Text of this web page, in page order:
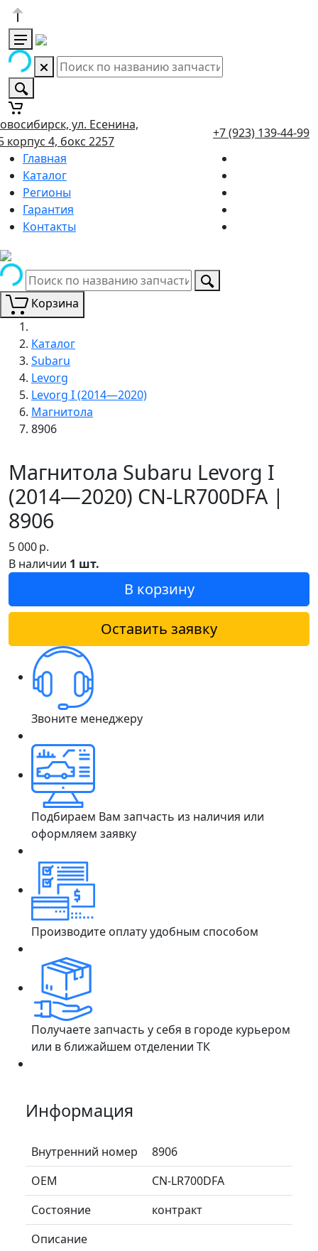
ул. Есенина,
корпус 4, бокс 2257
+7 (923) 139-44-99
Главная
Каталог
Регионы
Гарантия
Контакты
Корзина
Каталог
Subaru
Levorg
Levorg I (2014—2020)
Магнитола
8906
Магнитола Subaru Levorg I
(2014—2020) CN-LR700DFA |
8906
5 000р.
В наличии 1 шт.
В корзину
Оставить заявку
Звоните менеджеру
Подбираем Вам запчасть из наличия или
оформляем заявку
Производите оплату удобным способом
Получаете запчасть у себя в городе курьером
или в ближайшем отделении ТК
Информация
Внутренний номер
8906
ОЕМ
CN-LR700DFA
Состояние
контракт
Описание